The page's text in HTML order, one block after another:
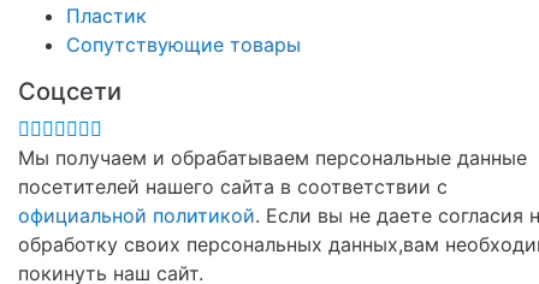
Пластик
Сопутствующие товары
Соцсети
Мы получаем и обрабатываем персональные данные
посетителей нашего сайта в соответствии с
официальной политикой. Если вы не даете согласия
обработку своих персональных данных,вам
покинуть наш сайт.